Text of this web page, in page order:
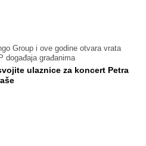
Group i ove godine otvara vrata
događaja građanima
ulaznice za koncert Petra